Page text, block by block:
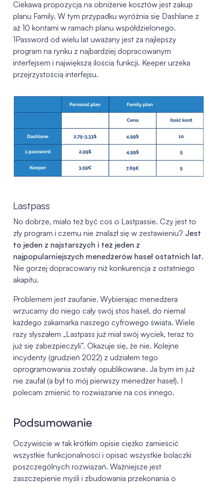
Ciekawą propozycją na obniżenie kosztów jest zakup
planu Family. W tym przypadku wyróżnia się Dashlane z
aż 10 kontami w ramach planu współdzielonego.
1Password od wielu lat uważany jest za najlepszy
program na rynku z najbardziej dopracowanym
interfejsem i największą ilością funkcji. Keeper urzeka
przejrzystością interfejsu.
Lastpass
No dobrze, miało też być coś o Lastpassie. Czy jest to
zły program i czemu nie znalazł się w zestawieniu? Jest
to jeden z najstarszych i też jeden z
najpopularniejszych menedżerów haseł ostatnich lat.
Nie gorzej dopracowany niż konkurencja z ostatniego
akapitu.
Problemem jest zaufanie. Wybierając menedżera
wrzucamy do niego cały swój stos haseł, do niemal
każdego zakamarka naszego cyfrowego świata. Wiele
razy słyszałem „Lastpass już miał swój wyciek, teraz to
już się zabezpieczyli”. Okazuje się, że nie. Kolejne
incydenty (grudzień 2022) z udziałem tego
oprogramowania zostały opublikowane. Ja bym im już
nie zaufał (a był to mój pierwszy menedżer haseł). I
polecam zmienić to rozwiązanie na coś innego.
Podsumowanie
Oczywiście w tak krótkim opisie ciężko zamieścić
wszystkie funkcjonalności i opisać wszystkie bolączki
poszczególnych rozwiązań. Ważniejsze jest
zaszczepienie myśli i zbudowania przekonania o